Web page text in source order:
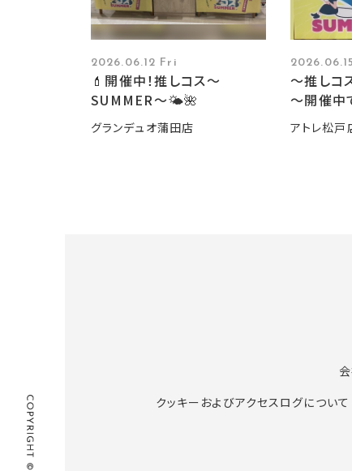
2026.06.12 Fri
💄開催中！推しコス〜
SUMMER〜🌤️🌺
グランデュオ蒲田店
～推しコ
～開催中
アトレ松戸
クッキーおよびアクセスログについて